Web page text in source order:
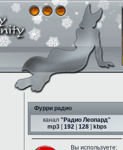
Фурри радио
канал " Радио Леопард"
mp3[192| 128] kbps
Вы используете: